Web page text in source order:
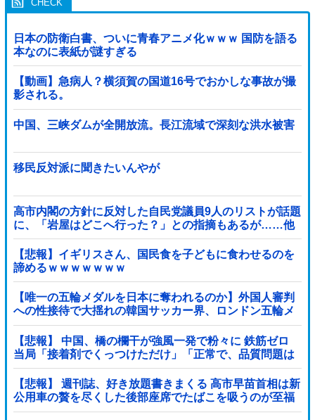
日本の防衛白書、ついに青春アニメ化ｗｗｗ 国防を語る
本なのに表紙が謎すぎる
【動画】急病人？横須賀の国道16号でおかしな事故が撮
影される。
中国、三峡ダムが全開放流。長江流域で深刻な洪水被害
移民反対派に聞きたいんやが
高市内閣の方針に反対した自民党議員9人のリストが話題
に、「岩屋はどこへ行った？」との指摘もあるが……他
【悲報】イギリスさん、国民食を子どもに食わせるのを
諦めるｗｗｗｗｗｗｗ
【唯一の五輪メダルを日本に奪われるのか】外国人審判
への性接待で大揺れの韓国サッカー界、ロンドン五輪メ
ダル剝奪…
【悲報】 中国、橋の欄干が強風一発で粉々に 鉄筋ゼロ
当局「接着剤でくっつけただけ」「正常で、品質問題は
ない」
【悲報】 週刊誌、好き放題書きまくる 高市早苗首相は新
公用車の贅を尽くした後部座席でたばこを吸うのが至福
の時間「どんどん延びる乗車時間」